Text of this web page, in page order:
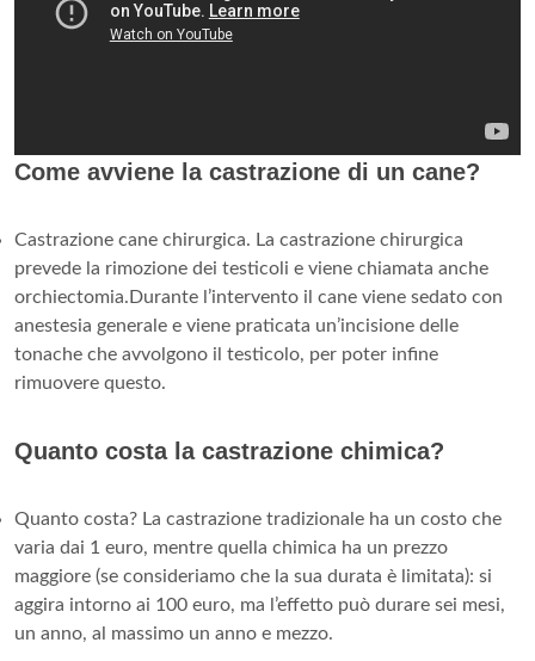
Come avviene la castrazione di un cane?
Castrazione cane chirurgica. La castrazione chirurgica
prevede la rimozione dei testicoli e viene chiamata anche
orchiectomia.Durante l’intervento il cane viene sedato con
anestesia generale e viene praticata un’incisione delle
tonache che avvolgono il testicolo, per poter infine
rimuovere questo.
Quanto costa la castrazione chimica?
Quanto costa? La castrazione tradizionale ha un costo che
varia dai 1 euro, mentre quella chimica ha un prezzo
maggiore (se consideriamo che la sua durata è limitata): si
aggira intorno ai 100 euro, ma l’effetto può durare sei mesi,
un anno, al massimo un anno e mezzo.